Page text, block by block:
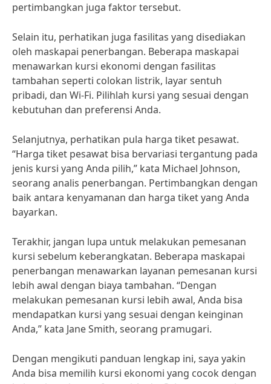
pertimbangkan juga faktor tersebut.
Selain itu, perhatikan juga fasilitas yang disediakan
oleh maskapai penerbangan. Beberapa maskapai
menawarkan kursi ekonomi dengan fasilitas
tambahan seperti colokan listrik, layar sentuh
pribadi, dan Wi-Fi. Pilihlah kursi yang sesuai dengan
kebutuhan dan preferensi Anda.
Selanjutnya, perhatikan pula harga tiket pesawat.
“Harga tiket pesawat bisa bervariasi tergantung pada
jenis kursi yang Anda pilih,” kata Michael Johnson,
seorang analis penerbangan. Pertimbangkan dengan
baik antara kenyamanan dan harga tiket yang Anda
bayarkan.
Terakhir, jangan lupa untuk melakukan pemesanan
kursi sebelum keberangkatan. Beberapa maskapai
penerbangan menawarkan layanan pemesanan kursi
lebih awal dengan biaya tambahan. “Dengan
melakukan pemesanan kursi lebih awal, Anda bisa
mendapatkan kursi yang sesuai dengan keinginan
Anda,” kata Jane Smith, seorang pramugari.
Dengan mengikuti panduan lengkap ini, saya yakin
Anda bisa memilih kursi ekonomi yang cocok dengan